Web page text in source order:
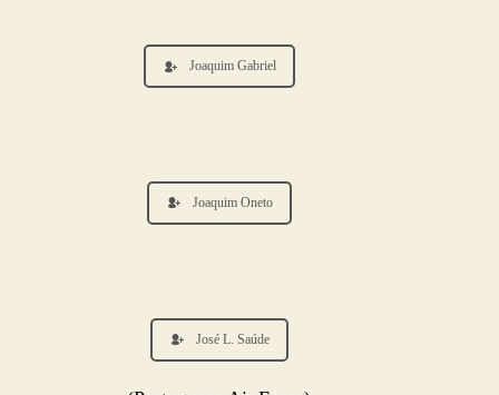
Joaquim Gabriel
Joaquim Oneto
José L. Saúde